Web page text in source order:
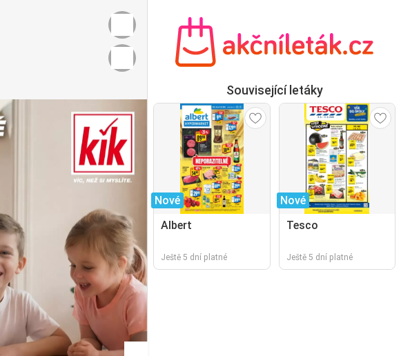
Související letáky
Nové
Albert
Ještě 5 dní platné
Nové
Tesco
Ještě 5 dní platné